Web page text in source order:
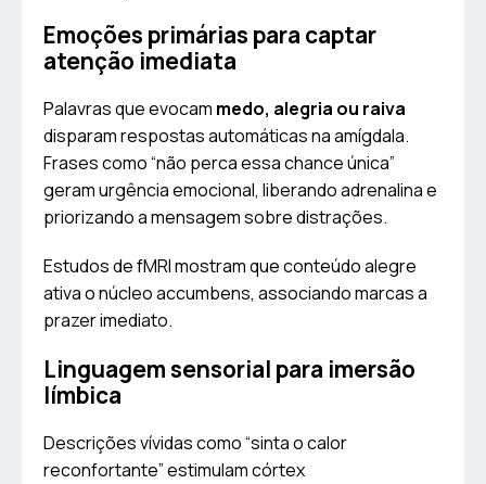
Emoções primárias para captar
atenção imediata
Palavras que evocam medo, alegria ou raiva
disparam respostas automáticas na amígdala.
Frases como “não perca essa chance única”
geram urgência emocional, liberando adrenalina e
priorizando a mensagem sobre distrações.
Estudos de fMRI mostram que conteúdo alegre
ativa o núcleo accumbens, associando marcas a
prazer imediato.
Linguagem sensorial para imersão
límbica
Descrições vívidas como “sinta o calor
reconfortante” estimulam córtex